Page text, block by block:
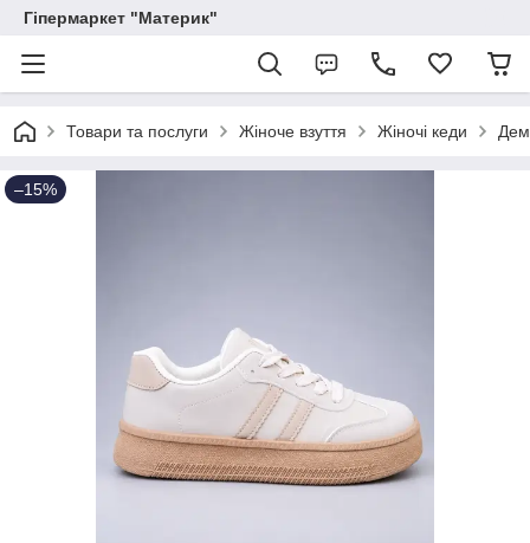
Гіпермаркет "Материк"
Товари та послуги Жіноче взуття Жіночі кеди
–15%